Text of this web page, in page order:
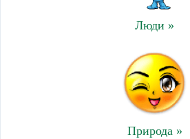
Люди »
Природа »